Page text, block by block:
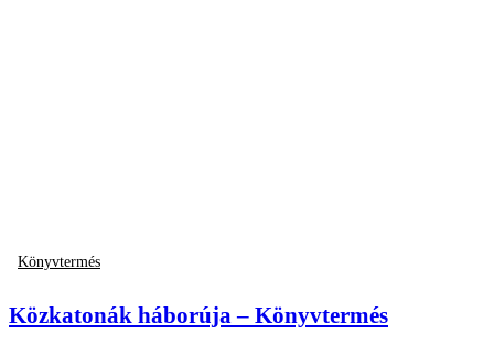
Könyvtermés
Közkatonák háborúja – Könyvtermés